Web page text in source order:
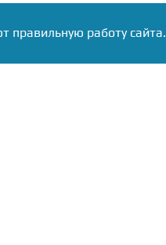
правильную работу сайта.